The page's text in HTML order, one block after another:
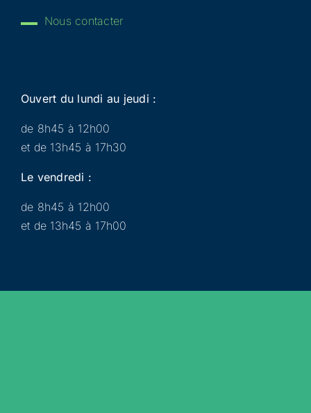
Nous contacter
Ouvert du lundi au jeudi :
de 8h45 à 12h00
et de 13h45 à 17h30
Le vendredi :
de 8h45 à 12h00
et de 13h45 à 17h00